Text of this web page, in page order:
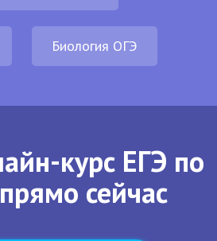
Биология ОГЭ
курс ЕГЭ по
сейчас